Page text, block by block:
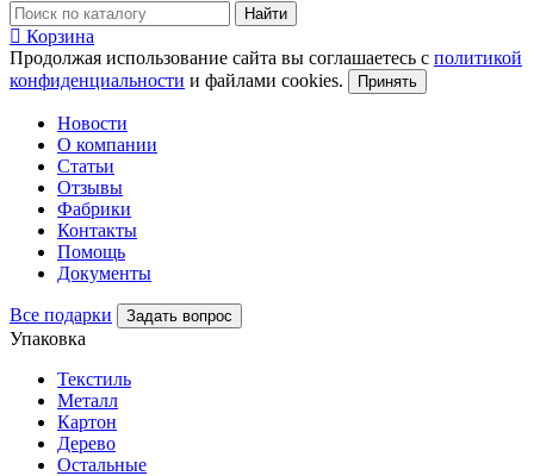
Найти
Корзина
Продолжая использование сайта вы соглашаетесь с политикой
конфиденциальности и файлами cookies. Принять
Новости
О компании
Статьи
Отзывы
Фабрики
Контакты
Помощь
Документы
Все подарки Задать вопрос
Упаковка
Текстиль
Металл
Картон
Дерево
Остальные